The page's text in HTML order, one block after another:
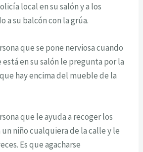
local en su salón y a los
a su balcón con la grúa.
que se pone nerviosa cuando
en su salón le pregunta por la
hay encima del mueble de la
que le ayuda a recoger los
niño cualquiera de la calle y le
Es que agacharse